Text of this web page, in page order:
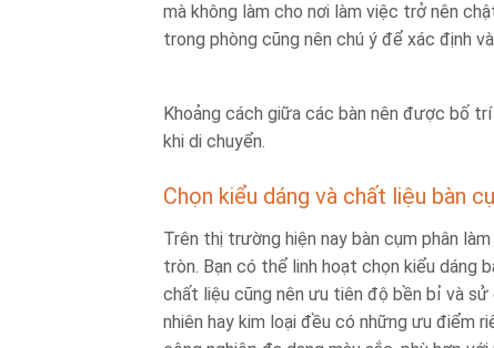
mà không làm cho nơi làm việc trở nên
trong phòng cũng nên chú ý để xác định
Khoảng cách giữa các bàn nên được bố
khi di chuyển.
Chọn kiểu dáng và chất liệu bàn
Trên thị trường hiện nay bàn cụm phân
tròn. Bạn có thể linh hoạt chọn kiểu dáng
chất liệu cũng nên ưu tiên độ bền bỉ và sử
nhiên hay kim loại đều có những ưu điểm